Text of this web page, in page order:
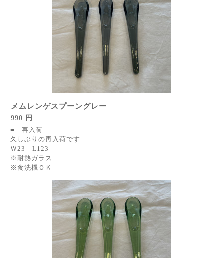
メムレンゲスプーングレー
990 円
■ 再入荷
久しぶりの再入荷です
Ｗ23 L123
※耐熱ガラス
※食洗機ＯＫ